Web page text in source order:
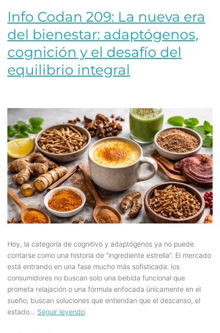
Info Codan 209: La nueva era
del bienestar: adaptógenos,
cognición y el desafío del
equilibrio integral
Hoy, la categoría de cognitivo y adaptógenos ya no puede
contarse como una historia de “ingrediente estrella”. El mercado
está entrando en una fase mucho más sofisticada: los
consumidores no buscan solo una bebida funcional que
prometa relajación o una fórmula enfocada únicamente en el
sueño; buscan soluciones que entiendan que el descanso, el
estado… Seguir leyendo